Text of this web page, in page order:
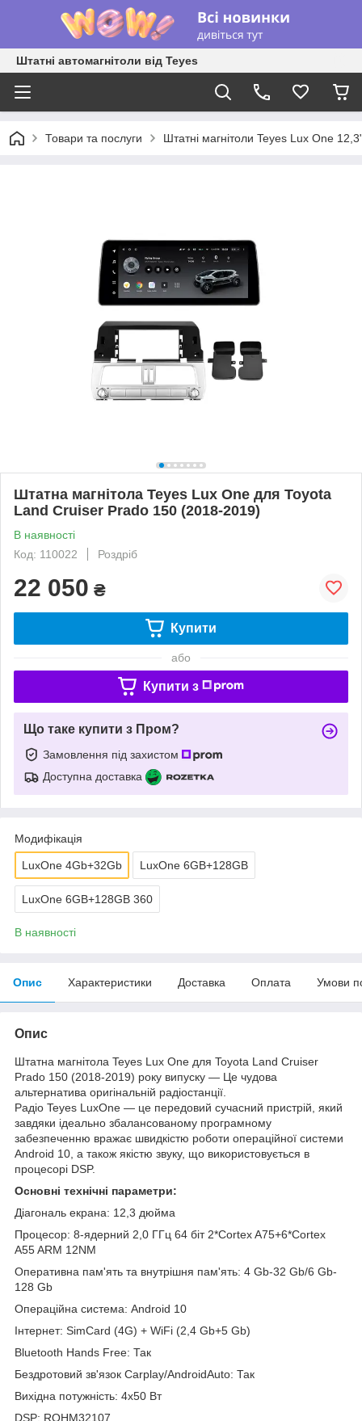
Штатні автомагнітоли від Teyes
Товари та послуги Штатні магнітоли Teyes Lux One
Штатна магнітола Teyes Lux One для Toyota
Land Cruiser Prado 150 (2018-2019)
В наявності
Код: 110022
Роздріб
22 050 ₴
Купити
або
Купити з
Що таке купити з Пром?
Замовлення під захистом
Доступна доставка
Модифікація
LuxOne 4Gb+32Gb LuxOne 6GB+128GB
LuxOne 6GB+128GB 360
В наявності
Опис Характеристики Доставка Оплата Умови
Опис
Штатна магнітола Teyes Lux One для Toyota Land Cruiser
Prado 150 (2018-2019) року випуску — Це чудова
альтернатива оригінальній радіостанції.
Радіо Teyes LuxOne — це передовий сучасний пристрій, який
завдяки ідеально збалансованому програмному
забезпеченню вражає швидкістю роботи операційної системи
Android 10, а також якістю звуку, що використовується в
процесорі DSP.
Основні технічні параметри:
Діагональ екрана: 12,3 дюйма
Процесор: 8-ядерний 2,0 ГГц 64 біт 2*Cortex A75+6*Cortex
A55 ARM 12NM
Оперативна пам'ять та внутрішня пам'ять: 4 Gb-32 Gb/6 Gb-
128 Gb
Операційна система: Android 10
Інтернет: SimCard (4G) + WiFi (2,4 Gb+5 Gb)
Bluetooth Hands Free: Так
Бездротовий зв'язок Carplay/AndroidAuto: Так
Вихідна потужність: 4x50 Вт
DSP: ROHM32107